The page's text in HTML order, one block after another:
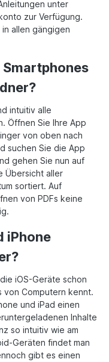
unter
zur Verfügung.
allen gängigen
intuitiv alle
Öffnen Sie Ihre App
von oben nach
suchen Sie die App
gehen Sie nun auf
Übersicht aller
sortiert. Auf
von PDFs keine
iPhone
iOS-Geräte schon
von Computern kennt.
und iPad einen
Inhalte
so intuitiv wie am
Geräten findet man
gibt es einen